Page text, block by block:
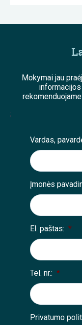
Mokymai jau
;
Vardas,
Įmonės
El. paštas: *
Tel. nr.: *
Privatumo